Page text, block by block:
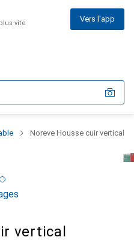
vite Vers l'app
Noreve Housse cuir vertical
vertical